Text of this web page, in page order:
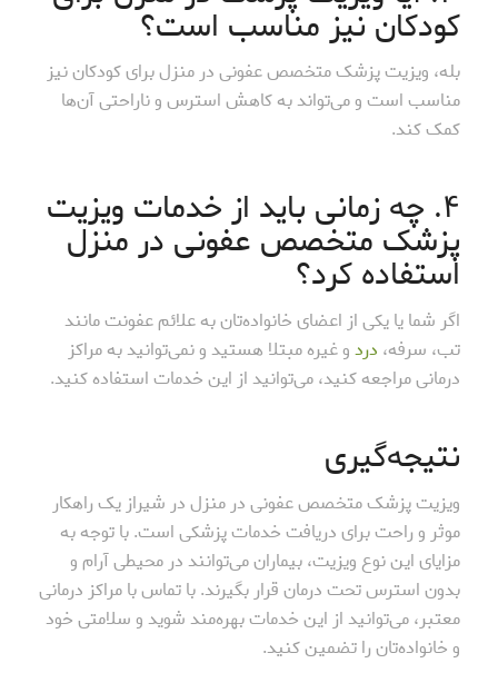
کودکان نیز مناسب است؟
بله، ویزیت پزشک متخصص عفونی در منزل برای کودکان نیز
مناسب است و می‌تواند به کاهش استرس و ناراحتی آن‌ها
کمک کند.
۴. چه زمانی باید از خدمات ویزیت
پزشک متخصص عفونی در منزل
استفاده کرد؟
اگر شما یا یکی از اعضای خانواده‌تان به علائم عفونت مانند
تب، سرفه، دردو غیره مبتلا هستید و نمی‌توانید به مراکز
درمانی مراجعه کنید، می‌توانید از این خدمات استفاده کنید.
نتیجه‌گیری
ویزیت پزشک متخصص عفونی در منزل در شیراز یک راهکار
موثر و راحت برای دریافت خدمات پزشکی است. با توجه به
مزایای این نوع ویزیت، بیماران می‌توانند در محیطی آرام و
بدون استرس تحت درمان قرار بگیرند. با تماس با مراکز درمانی
معتبر، می‌توانید از این خدمات بهره‌مند شوید و سلامتی خود
و خانواده‌تان را تضمین کنید.